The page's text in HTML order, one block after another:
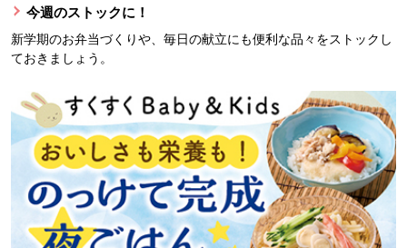
今週のストックに！
新学期のお弁当づくりや、毎日の献立にも便利な品々をストックし
ておきましょう。